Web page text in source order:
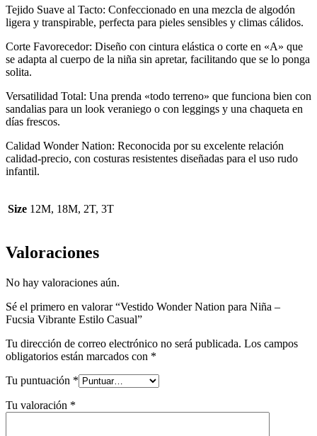
Tejido Suave al Tacto: Confeccionado en una mezcla de algodón
ligera y transpirable, perfecta para pieles sensibles y climas cálidos.
Corte Favorecedor: Diseño con cintura elástica o corte en «A» que
se adapta al cuerpo de la niña sin apretar, facilitando que se lo ponga
solita.
Versatilidad Total: Una prenda «todo terreno» que funciona bien con
sandalias para un look veraniego o con leggings y una chaqueta en
días frescos.
Calidad Wonder Nation: Reconocida por su excelente relación
calidad-precio, con costuras resistentes diseñadas para el uso rudo
infantil.
Size 12M, 18M, 2T, 3T
Valoraciones
No hay valoraciones aún.
Sé el primero en valorar “Vestido Wonder Nation para Niña –
Fucsia Vibrante Estilo Casual”
Tu dirección de correo electrónico no será publicada. Los campos
obligatorios están marcados con *
Tu puntuación *
Tu valoración *